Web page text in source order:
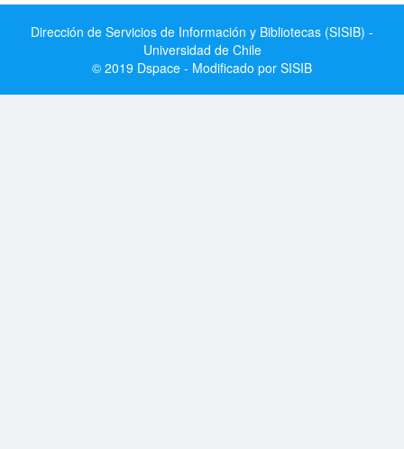
Dirección de Servicios de Información y Bibliotecas (SISIB) -
Universidad de Chile
© 2019 Dspace - Modificado por SISIB